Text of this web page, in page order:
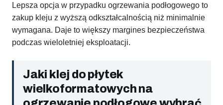
Lepsza opcja w przypadku ogrzewania podłogowego to
zakup kleju z wyższą odkształcalnością niż minimalnie
wymagana. Daje to większy margines bezpieczeństwa
podczas wieloletniej eksploatacji.
Jaki klej do płytek
wielkoformatowych na